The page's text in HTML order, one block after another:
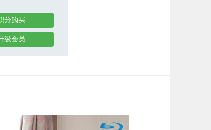
分购买
级会员